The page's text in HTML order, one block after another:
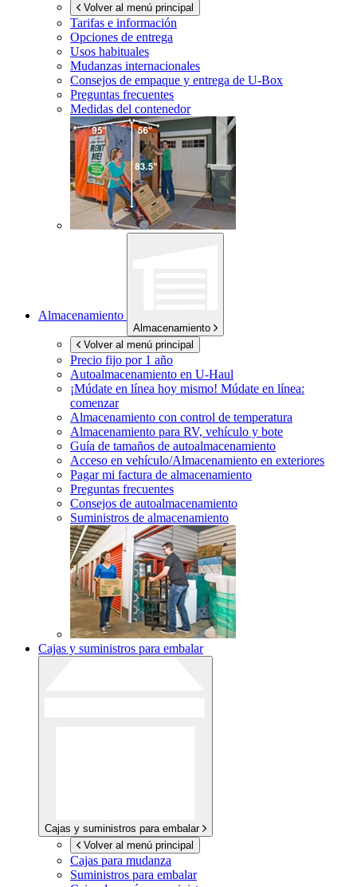
Volver al menú principal
Tarifas e información
Opciones de entrega
Usos habituales
Mudanzas internacionales
Consejos de empaque y entrega de U-Box
Preguntas frecuentes
Medidas del contenedor
Almacenamiento
Almacenamiento
Volver al menú principal
Precio fijo por 1 año
Autoalmacenamiento en U-Haul
¡Múdate en línea hoy mismo! Múdate en línea:
comenzar
Almacenamiento con control de temperatura
Almacenamiento para RV, vehículo y bote
Guía de tamaños de autoalmacenamiento
Acceso en vehículo/Almacenamiento en exteriores
Pagar mi factura de almacenamiento
Preguntas frecuentes
Consejos de autoalmacenamiento
Suministros de almacenamiento
Cajas y suministros para embalar
Cajas y suministros para embalar
Volver al menú principal
Cajas para mudanza
Suministros para embalar